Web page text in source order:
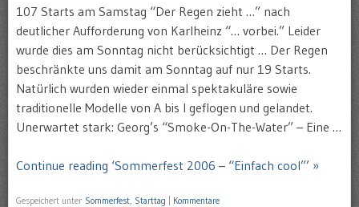
107 Starts am Samstag “Der Regen zieht …” nach
deutlicher Aufforderung von Karlheinz “… vorbei.” Leider
wurde dies am Sonntag nicht berücksichtigt … Der Regen
beschränkte uns damit am Sonntag auf nur 19 Starts.
Natürlich wurden wieder einmal spektakuläre sowie
traditionelle Modelle von A bis I geflogen und gelandet.
Unerwartet stark: Georg’s “Smoke-On-The-Water” – Eine …
Continue reading ‘Sommerfest 2006 – “Einfach cool”’ »
Gespeichert unter Sommerfest Starttag Kommentare